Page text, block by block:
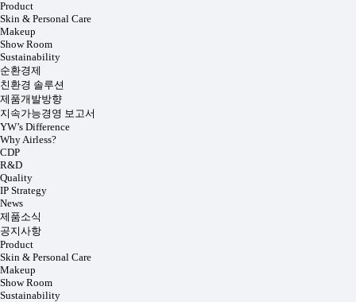
Product
Skin & Personal Care
Makeup
Show Room
Sustainability
순환경제
친환경 솔루션
제품개발방향
지속가능경영 보고서
YW’s Difference
Why Airless?
CDP
R&D
Quality
IP Strategy
News
제품소식
공지사항
Product
Skin & Personal Care
Makeup
Show Room
Sustainability